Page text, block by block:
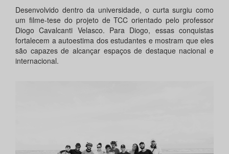
Desenvolvido dentro da universidade, o curta surgiu como
um filme-tese do projeto de TCC orientado pelo professor
Diogo Cavalcanti Velasco. Para Diogo, essas conquistas
fortalecem a autoestima dos estudantes e mostram que eles
são capazes de alcançar espaços de destaque nacional e
internacional.